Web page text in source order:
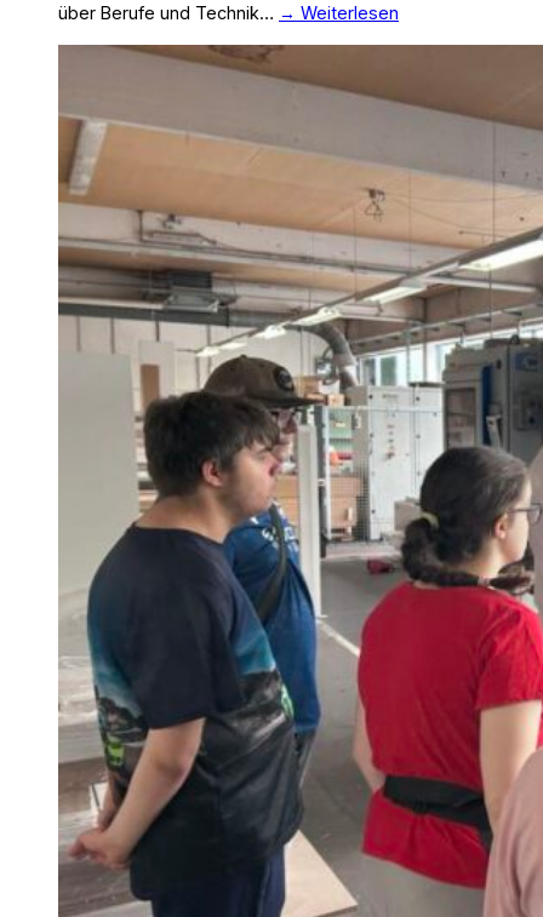
über Berufe und Technik… → Weiterlesen